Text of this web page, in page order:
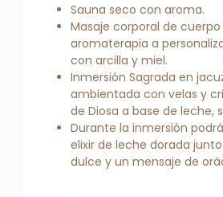
Sauna seco con aroma.
Masaje corporal de
aromaterapia a
con arcilla y miel.
Inmersión Sagrada en
ambientada con velas y
de Diosa a base de leche,
Durante la inmersión
elixir de leche dorada
dulce y un mensaje de